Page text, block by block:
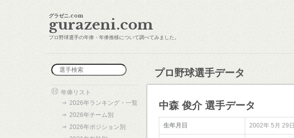
グラゼニ.com
gurazeni.com
プロ野球選手の年俸・年俸推移について調べてみました。
年俸リスト
2026年ランキング・一覧
2026年チーム別
2026年ポジション別
プロ野球選手データ
中森 俊介 選手データ
生年月日 2002年 5月 29日